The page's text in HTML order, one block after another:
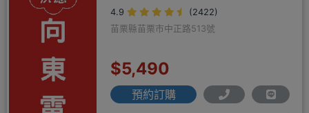
4.9
(2422)
苗栗縣苗栗市中正路513號
$5,490
預約訂購